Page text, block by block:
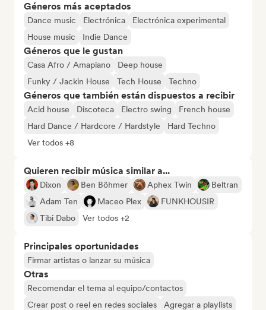
Géneros más aceptados
Dance music Electrónica
Electrónica experimental
House music
Indie Dance
Géneros que le gustan
Casa Afro / Amapiano
Deep house
Funky / Jackin House
Tech House Techno
Géneros que también están dispuestos a recibir
Acid house Discoteca Electro swing
French house
Hard Dance / Hardcore / Hardstyle
Hard Techno
Ver todos +8
Quieren recibir música similar a...
Dixon Ben Böhmer Aphex Twin
Beltran
Adam Ten
Maceo Plex
FUNKHOUSIR
Tibi Dabo
Ver todos +2
Principales oportunidades
Firmar artistas o lanzar su música
Otras
Recomendar el tema al equipo/contactos
Crear post o reel en redes sociales
Agregar a playlists